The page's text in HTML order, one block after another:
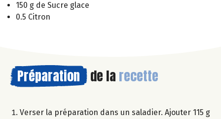
150 g de Sucre glace
0.5 Citron
Préparation de la recette
Verser la préparation dans un saladier. Ajouter 115 g